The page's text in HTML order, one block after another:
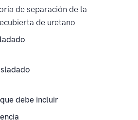
de separación de la
de uretano
debe incluir